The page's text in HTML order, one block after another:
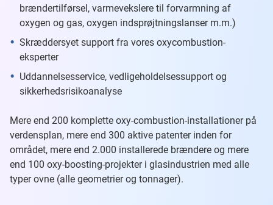
brændertilførsel, varmevekslere til forvarmning af
oxygen og gas, oxygen indsprøjtningslanser m.m.)
Skræddersyet support fra vores oxycombustion-
eksperter
Uddannelsesservice, vedligeholdelsessupport og
sikkerhedsrisikoanalyse
Mere end 200 komplette oxy-combustion-installationer på
verdensplan, mere end 300 aktive patenter inden for
området, mere end 2.000 installerede brændere og mere
end 100 oxy-boosting-projekter i glasindustrien med alle
typer ovne (alle geometrier og tonnager).